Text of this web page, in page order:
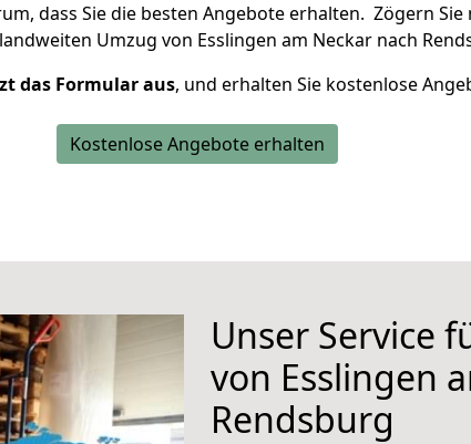
dass Sie die besten Angebote erhalten. Zögern Sie
Umzug von Esslingen am Neckar nach
das Formular aus, und erhalten Sie kostenlose
Kostenlose Angebote erhalten
Unser Service
von Esslingen
Rendsburg